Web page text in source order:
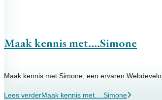
Maak kennis met….Simone
Maak kennis met Simone, een ervaren
Lees verderMaak kennis met….Simone